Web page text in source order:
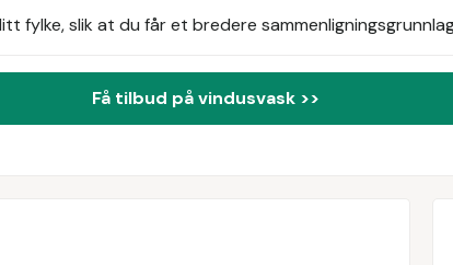
fylke, slik at du får et bredere
Få tilbud på vindusvask >>